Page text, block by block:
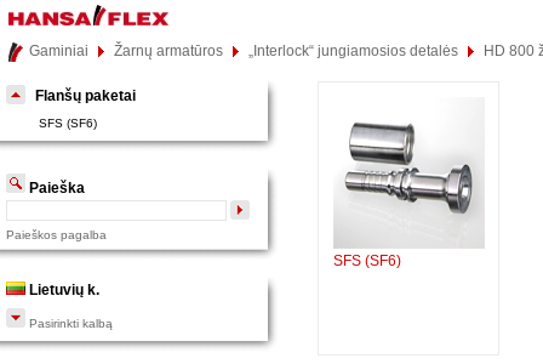
Gaminiai Žarnų armatūros „Interlock“ jungiamosios detalės HD 800
Flanšų paketai
SFS (SF6)
Paieška
Paieškos pagalba
Lietuvių k.
Pasirinkti kalbą
SFS (SF6)